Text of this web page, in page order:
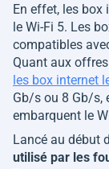
En effet, les box
le Wi-Fi 5. Les
compatibles
Quant aux
les box internet
Gb/s ou 8 Gb/s,
embarquent le
Lancé au début
utilisé par les